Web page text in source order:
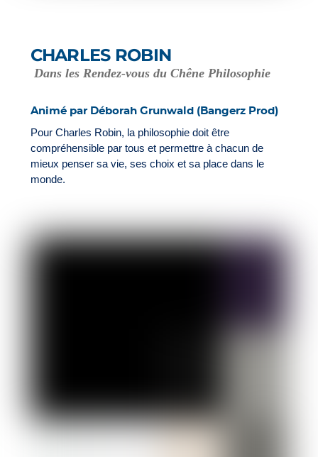
CHARLES ROBIN
Dans les Rendez-vous du Chêne Philosophie
Animé par Déborah Grunwald (Bangerz Prod)
Pour Charles Robin, la philosophie doit être
compréhensible par tous et permettre à chacun de
mieux penser sa vie, ses choix et sa place dans le
monde.